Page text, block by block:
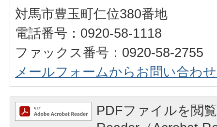
対馬市豊玉町仁位380番地
電話番号：0920-58-1118
ファックス番号：0920-58-2755
メールフォームからお問い合わ
PDFファイルを閲